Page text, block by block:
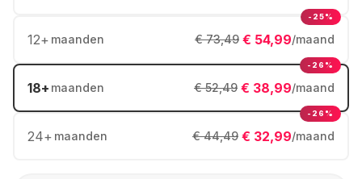
12+ maanden € 54,99/maand
€ 73,49
-25%
18+ maanden € 38,99/maand
€ 52,49
-26%
24+ maanden € 32,99/maand
€ 44,49
-26%